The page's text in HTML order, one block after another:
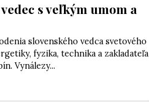
s veľkým umom a
slovenského vedca svetového
fyzika, technika a zakladateľa
Vynálezy...